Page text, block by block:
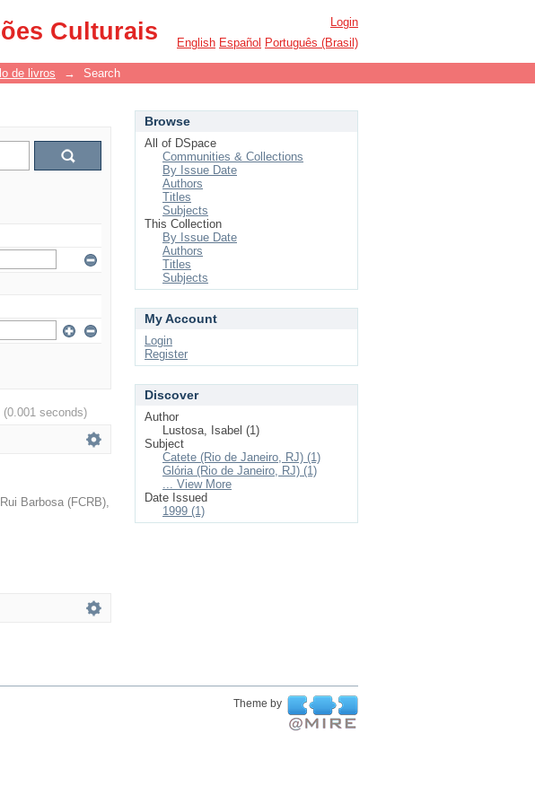
Culturais
Login
English Español Português (Brasil)
de livros → Search
(0.001 seconds)
Barbosa (FCRB),
Browse
All of DSpace
Communities & Collections
By Issue Date
Authors
Titles
Subjects
This Collection
By Issue Date
Authors
Titles
Subjects
My Account
Login
Register
Discover
Author
Lustosa, Isabel (1)
Subject
Catete (Rio de Janeiro, RJ) (1)
Glória (Rio de Janeiro, RJ) (1)
... View More
Date Issued
1999 (1)
Theme by